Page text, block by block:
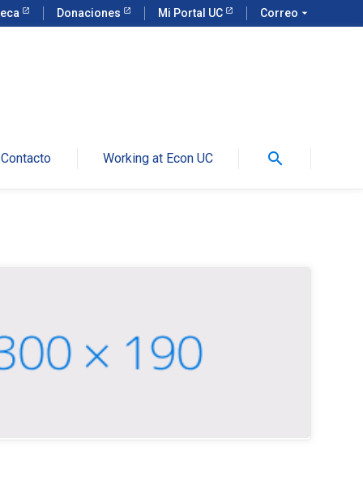
Donaciones Mi Portal UC Correo arrow_drop_down
Contacto Working at Econ UC search